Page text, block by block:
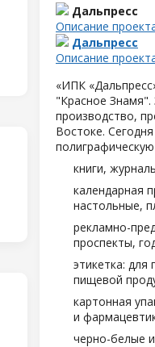
Дальпресс
Описание
Дальпресс
Описание
«ИПК
"Красное Знамя".
производство,
Востоке.
книги,
календарная
настольные,
рекламно-
проспекты,
этикетка:
пищевой
картонная
и
черно-белые